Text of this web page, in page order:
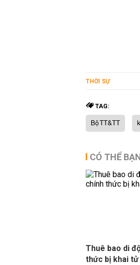
THỜI SỰ
TAG:
Bộ TT&TT
CÓ THỂ
Thuê bao di
thức bị khai tử